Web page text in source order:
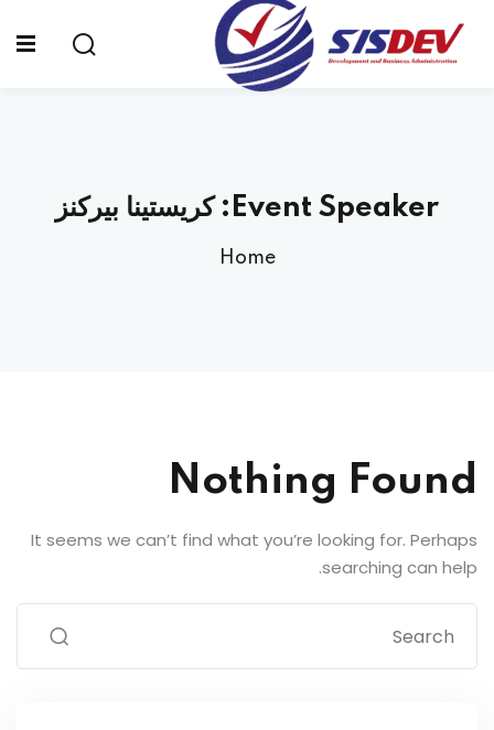
Event Speaker: كريستينا بيركنز
Home
Nothing Found
It seems we can’t find what you’re looking for. Perhaps
searching can help.
Sign in